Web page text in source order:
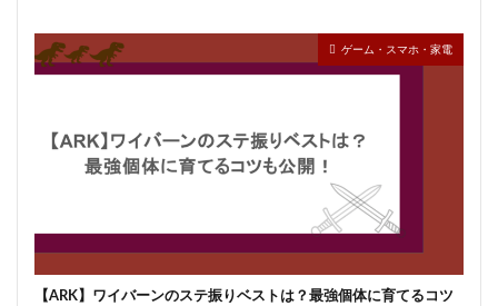
ゲーム・スマホ・家電
【ARK】ワイバーンのステ振りベストは？最強個体に育てるコツ